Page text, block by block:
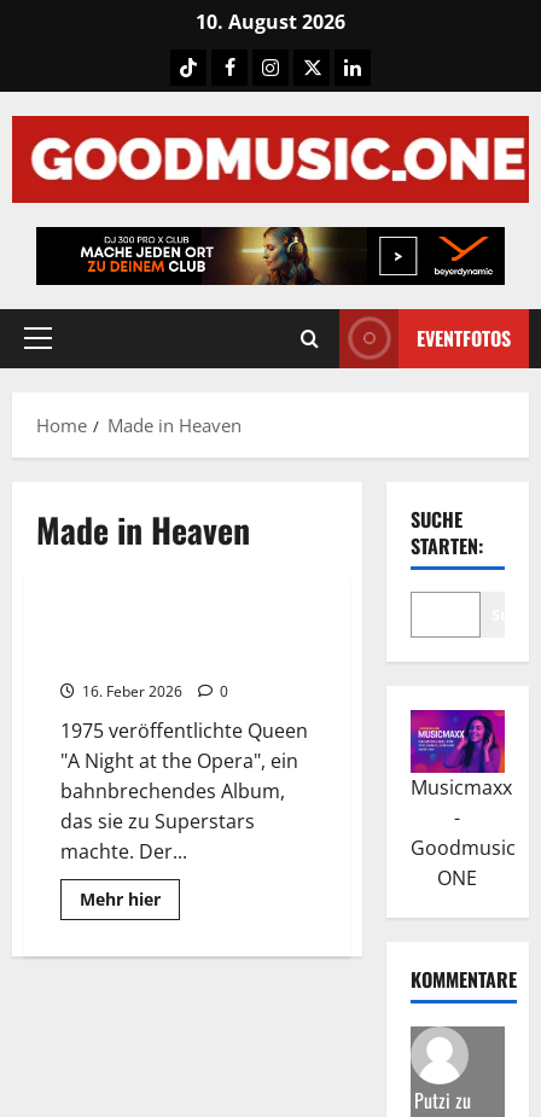
10. August 2026
TiktokFacebook
Instagram
X LinkedIN
Primary
EVENTFOTOS
Home Made in Heaven
Made in Heaven
16. Feber 2026 0
1975 veröffentlichte Queen
"A Night at the Opera", ein
bahnbrechendes Album,
das sie zu Superstars
machte. Der...
Mehr hierRead
more
Der
SUCHE
STARTEN:
Musicmaxx
-
Goodmusic
ONE
KOMMENTARE
Putzi zu